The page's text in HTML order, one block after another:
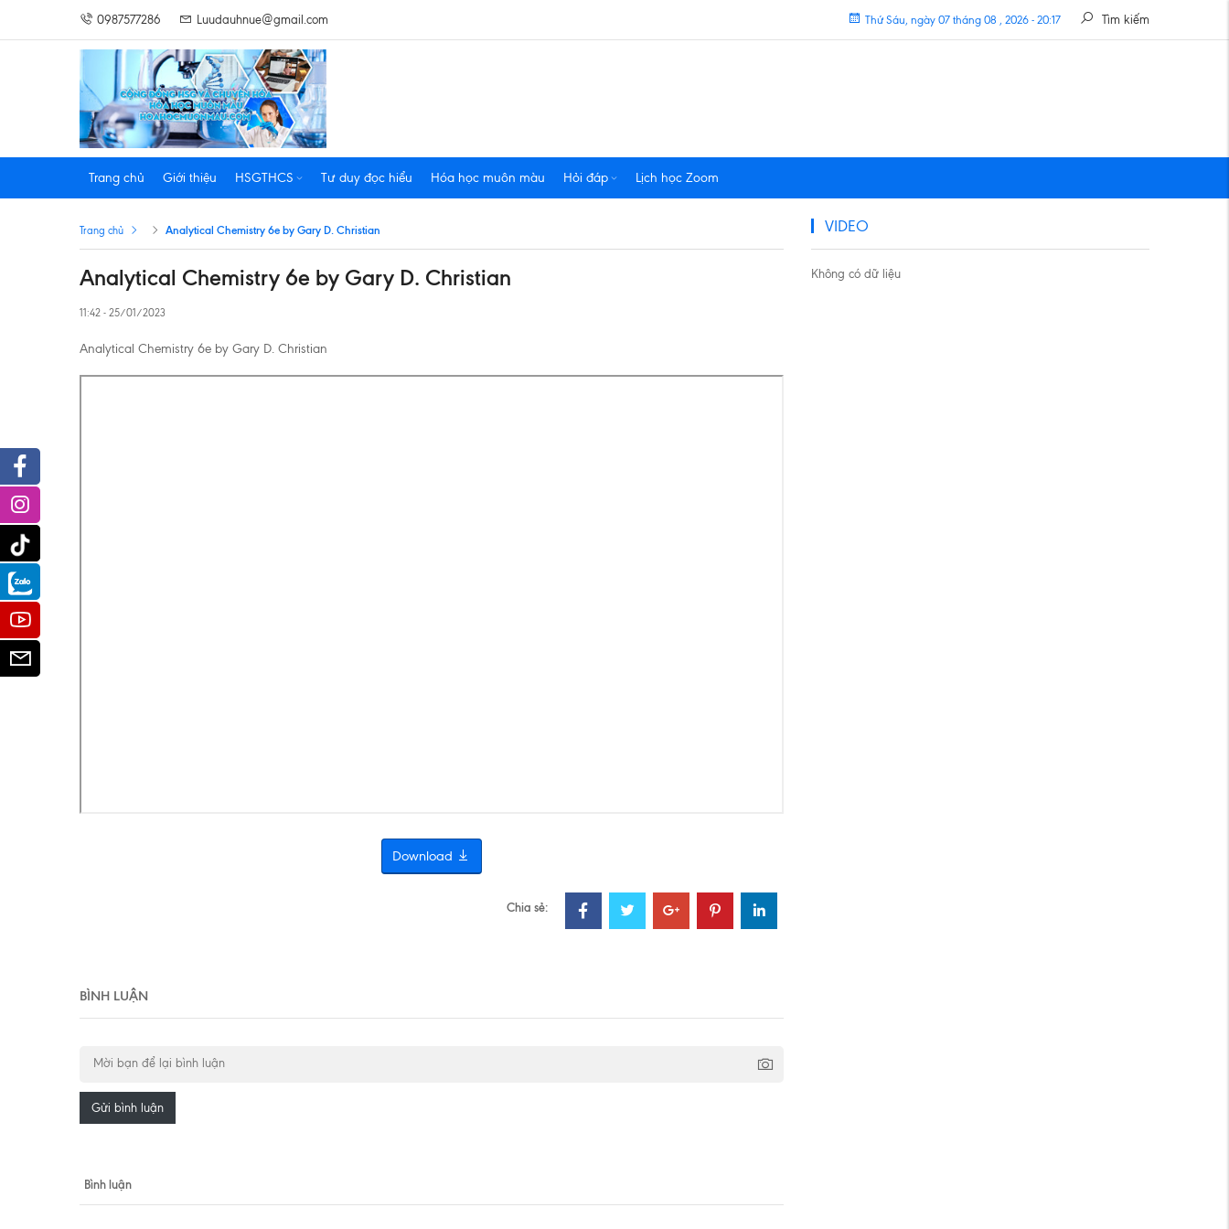
0987577286 Luudauhnue@gmail.com Tìm kiếm
Thứ Sáu, ngày 07 tháng 08 , 2026 - 20:17
Trang chủ Giới thiệu HSGTHCS Tư duy đọc hiểu Hóa học muôn màu Hỏi đáp Lịch học Zoom
Trang chủ Analytical Chemistry 6e by Gary D. Christian
Analytical Chemistry 6e by Gary D. Christian
11:42 - 25/01/2023
Analytical Chemistry 6e by Gary D. Christian
Download
Chia sẻ:
BÌNH LUẬN
Gửi bình luận
Bình luận
VIDEO
Không có dữ liệu